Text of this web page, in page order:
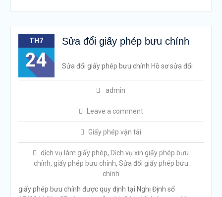
TH7
24
Sửa đổi giấy phép bưu chính
admin
Leave a comment
Giấy phép vận tải
dịch vụ làm giấy phép, Dịch vụ xin giấy phép bưu
chính, giấy phép bưu chính, Sửa đổi giấy phép bưu
chính
Sửa đổi giấy phép bưu chính Hồ sơ sửa đổi
giấy phép bưu chính được quy định tại Nghị Định số